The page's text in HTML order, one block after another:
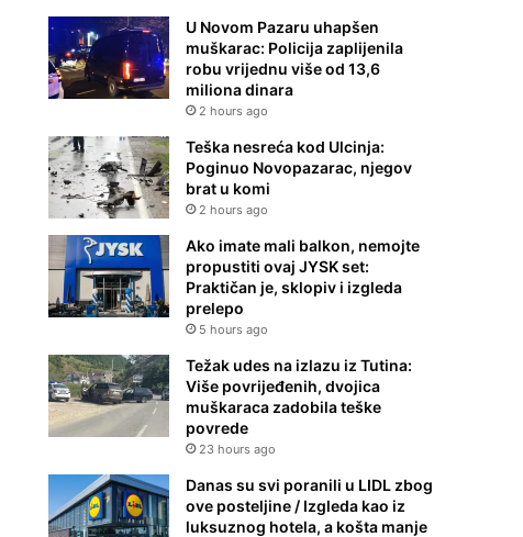
U Novom Pazaru uhapšen
muškarac: Policija zaplijenila
robu vrijednu više od 13,6
miliona dinara
2 hours ago
Teška nesreća kod Ulcinja:
Poginuo Novopazarac, njegov
brat u komi
2 hours ago
Ako imate mali balkon, nemojte
propustiti ovaj JYSK set:
Praktičan je, sklopiv i izgleda
prelepo
5 hours ago
Težak udes na izlazu iz Tutina:
Više povrijeđenih, dvojica
muškaraca zadobila teške
povrede
23 hours ago
Danas su svi poranili u LIDL zbog
ove posteljine / Izgleda kao iz
luksuznog hotela, a košta manje